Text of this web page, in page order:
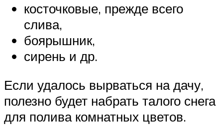
косточковые, прежде всего
слива,
боярышник,
сирень и др.
Если удалось вырваться на дачу,
полезно будет набрать талого снега
для полива комнатных цветов.